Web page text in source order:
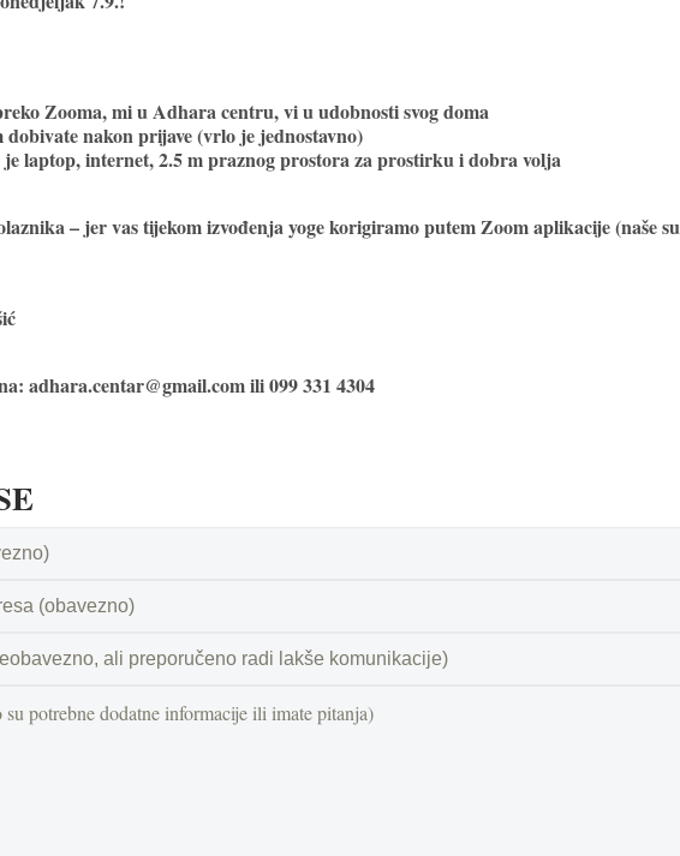
Zooma, mi u Adhara centru, vi u udobnosti svog doma
dobivate nakon prijave (vrlo je jednostavno)
laptop, internet, 2.5 m praznog prostora za prostirku i dobra volja
– jer vas tijekom izvođenja yoge korigiramo putem Zoom aplikacije (naše su
adhara.centar@gmail.com ili 099 331 4304